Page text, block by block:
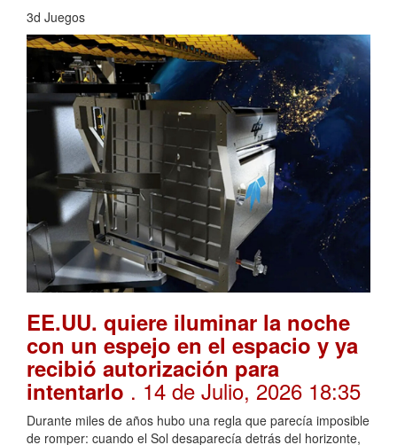
3d Juegos
EE.UU. quiere iluminar la noche
con un espejo en el espacio y ya
recibió autorización para
intentarlo . 14 de Julio, 2026 18:35
Durante miles de años hubo una regla que parecía imposible
de romper: cuando el Sol desaparecía detrás del horizonte,